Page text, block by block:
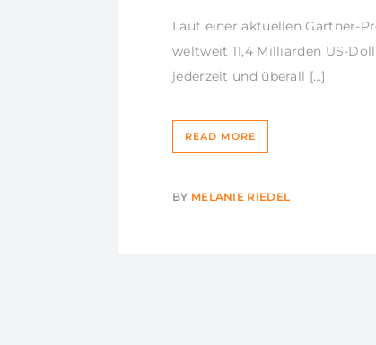
Laut einer aktuellen Gartner-
weltweit 11,4 Milliarden US-
jederzeit und überall […]
READ MORE
BY MELANIE RIEDEL